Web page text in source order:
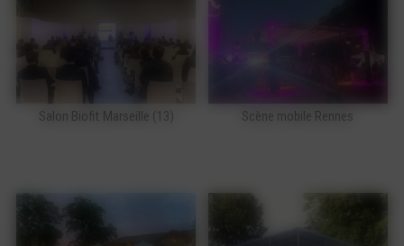
Salon Biofit Marseille (13) Scène mobile Rennes